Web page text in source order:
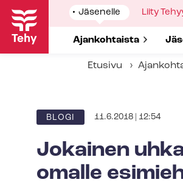
Hyppää
pääsisältöön
Show
submenu
Jäsenelle
Show submenu for
Ajankohtaista
Show
Liity
Etusivu
BLOGI 11.6.2018 | 12:54
Jokainen
omalle